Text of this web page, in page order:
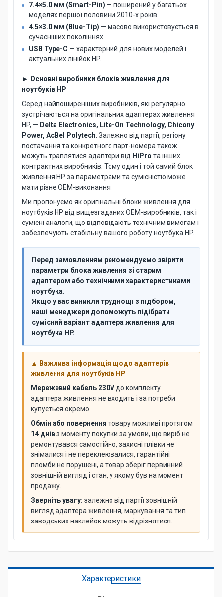
7.4×5.0 мм (Smart-Pin) — поширений у багатьох
моделях першої половини 2010-х років.
4.5×3.0 мм (Blue-Tip) — масово використовується в
сучасніших поколіннях.
USB Type-C — характерний для нових моделей і
актуальних лінійок HP.
► Основні виробники блоків живлення для
ноутбуків HP
Серед найпоширеніших виробників, які регулярно
зустрічаються на оригінальних адаптерах живлення
HP, — Delta Electronics, Lite-On Technology, Chicony
Power, AcBel Polytech . Залежно від партії, регіону
постачання та конкретного парт-номера також
можуть траплятися адаптери від HiPro та інших
контрактних виробників. Тому один і той самий блок
живлення HP за параметрами та сумісністю може
мати різне OEM-виконання.
Ми пропонуємо як оригінальні блоки живлення для
ноутбуків HP від вищезгаданих OEM-виробників, так і
сумісні аналоги, що відповідають технічним вимогам і
забезпечують стабільну вашого роботу ноутбука HP.
Перед замовленням рекомендуємо звірити
параметри блока живлення зі старим
адаптером або технічними характеристиками
ноутбука.
Якщо у вас виникли труднощі з підбором,
наші менеджери допоможуть підібрати
сумісний варіант адаптера живлення для
ноутбука HP.
▲ Важлива інформація щодо адаптерів
живлення для ноутбуків HP
Мережевий кабель 230V до комплекту
адаптера живлення не входить і за потреби
купується окремо.
Обмін або повернення товару можливі протягом
14 днівз моменту покупки за умови, що виріб не
ремонтувався самостійно, захисні плівки не
знімалися і не переклеювалися, гарантійні
пломби не порушені, а товар зберіг первинний
зовнішній вигляд і стан, у якому був на момент
продажу.
Зверніть увагу: залежно від партії зовнішній
вигляд адаптера живлення, маркування та тип
заводських наклейок можуть відрізнятися.
Характеристики